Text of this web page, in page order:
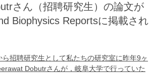
さん（招聘研究生）の論文が
Biophysics Reportsに掲載され
ら招聘研究生として私たちの研究室に昨年9ヶ
Dobutrさんが，岐阜大学で行っていた